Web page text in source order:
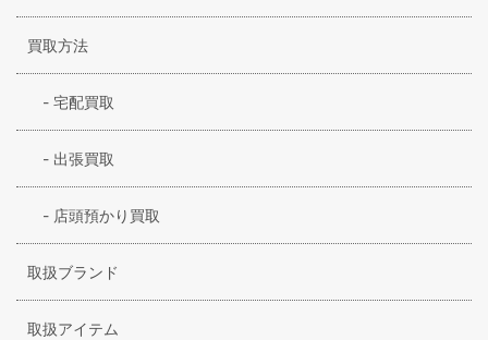
買取方法
- 宅配買取
- 出張買取
- 店頭預かり買取
取扱ブランド
取扱アイテム